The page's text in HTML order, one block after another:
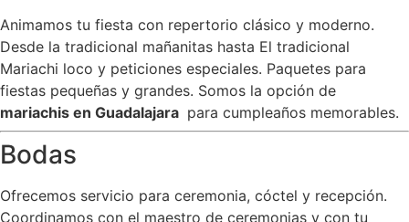
Animamos tu fiesta con repertorio clásico y moderno.
Desde la tradicional mañanitas hasta El tradicional
Mariachi loco y peticiones especiales. Paquetes para
fiestas pequeñas y grandes. Somos la opción de
mariachis en Guadalajara para cumpleaños memorables.
Bodas
Ofrecemos servicio para ceremonia, cóctel y recepción.
Coordinamos con el maestro de ceremonias y con tu